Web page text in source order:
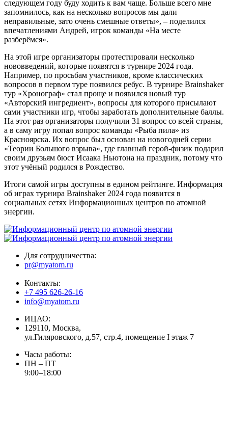
следующем году буду ходить к вам чаще. Больше всего мне
запомнилось, как на несколько вопросов мы дали
неправильные, зато очень смешные ответы», – поделился
впечатлениями Андрей, игрок команды «На месте
разберёмся».
На этой игре организаторы протестировали несколько
нововведений, которые появятся в турнире 2024 года.
Например, по просьбам участников, кроме классических
вопросов в первом туре появился ребус. В турнире Brainshaker
тур «Хронограф» стал проще и появился новый тур
«Авторский ингредиент», вопросы для которого присылают
сами участники игр, чтобы заработать дополнительные баллы.
На этот раз организаторы получили 31 вопрос со всей страны,
а в саму игру попал вопрос команды «Рыба пила» из
Красноярска. Их вопрос был основан на новогодней серии
«Теории Большого взрыва», где главный герой-физик подарил
своим друзьям бюст Исаака Ньютона на праздник, потому что
этот учёный родился в Рождество.
Итоги самой игры доступны в едином рейтинге. Информация
об играх турнира Brainshaker 2024 года появится в
социальных сетях Информационных центров по атомной
энергии.
Для сотрудничества:
pr@myatom.ru
Контакты:
+7 495 626-26-16
info@myatom.ru
ИЦАО:
129110, Москва,
ул.Гиляровского, д.57, стр.4, помещение I этаж 7
Часы работы:
ПН – ПТ
9:00–18:00